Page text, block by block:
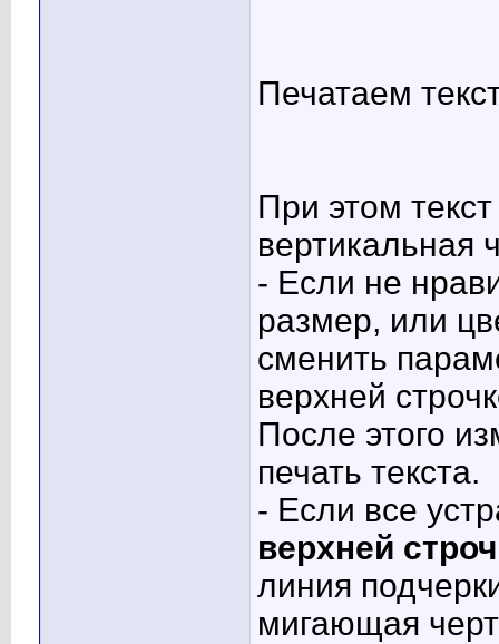
Печатаем
При этом
вертикальная
- Если не
размер, или
сменить
верхней
После этого
печать текста.
- Если все
верхней
линия
мигающая